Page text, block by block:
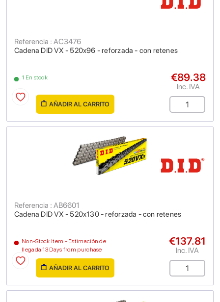
Cadena DID VX - 520x96 - reforzada - con retenes
Referencia : AC3476
1 En stock €89.38
Inc. IVA
AÑADIR AL CARRITO
Cadena DID VX - 520x130 - reforzada - con retenes
Referencia : AB6601
Non-Stock Item - Estimación de
llegada 13 Days from purchase
€137.81
Inc. IVA
AÑADIR AL CARRITO